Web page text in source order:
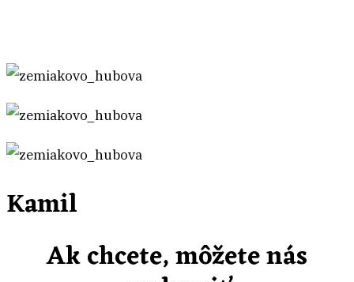
Kamil
Ak chcete, môžete nás